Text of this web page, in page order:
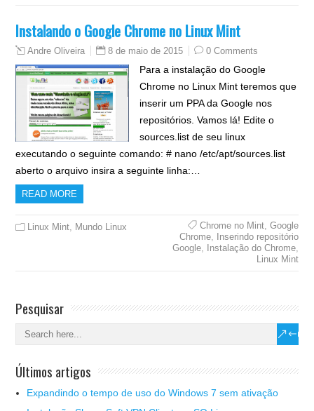
Instalando o Google Chrome no Linux Mint
Andre Oliveira 8 de maio de 2015 0 Comments
Para a instalação do Google
Chrome no Linux Mint teremos que
inserir um PPA da Google nos
repositórios. Vamos lá! Edite o
sources.list de seu linux
executando o seguinte comando: # nano /etc/apt/sources.list
aberto o arquivo insira a seguinte linha:…
READ MORE
Linux Mint, Mundo Linux Chrome no Mint, Google
Chrome,
Inserindo repositório
Google, Instalação do Chrome,
Linux Mint
Pesquisar
Últimos artigos
Expandindo o tempo de uso do Windows 7 sem ativação